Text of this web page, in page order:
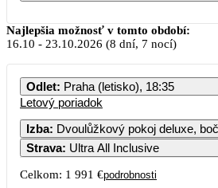
Najlepšia možnosť v tomto období:
16.10 - 23.10.2026 (8 dní, 7 nocí)
Odlet: Praha (letisko), 18:35
Letový poriadok
Izba: Dvoulůžkový pokoj deluxe,
Strava: Ultra All Inclusive
Celkom: 1 991 €podrobnosti